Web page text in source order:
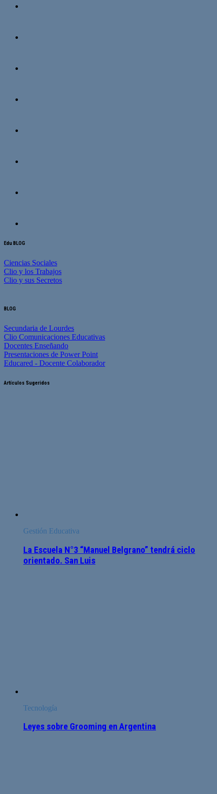
Edu BLOG
Ciencias Sociales
Clio y los Trabajos
Clio y sus Secretos
BLOG
Secundaria de Lourdes
Clio Comunicaciones Educativas
Docentes Enseñando
Presentaciones de Power Point
Educared - Docente Colaborador
Artículos Sugeridos
Gestión Educativa
La Escuela N°3 “Manuel Belgrano” tendrá ciclo
orientado. San Luis
Tecnología
Leyes sobre Grooming en Argentina